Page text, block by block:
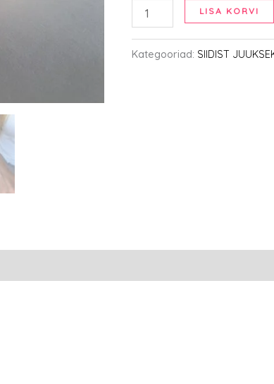
Siidist
juuksekumm
-
LISA KORVI
Kategooriad: SIIDIST